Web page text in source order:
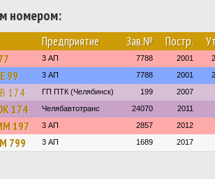
номером:
Предприятие Зав.№ Постр.
3 АП 7788 2001
99 3 АП 7788 2001
174 ГП ПТК (Челябинск) 199 2007
174 Челябавтотранс 24070 2011
197 3 АП 2857 2012
799 3 АП 1689 2017